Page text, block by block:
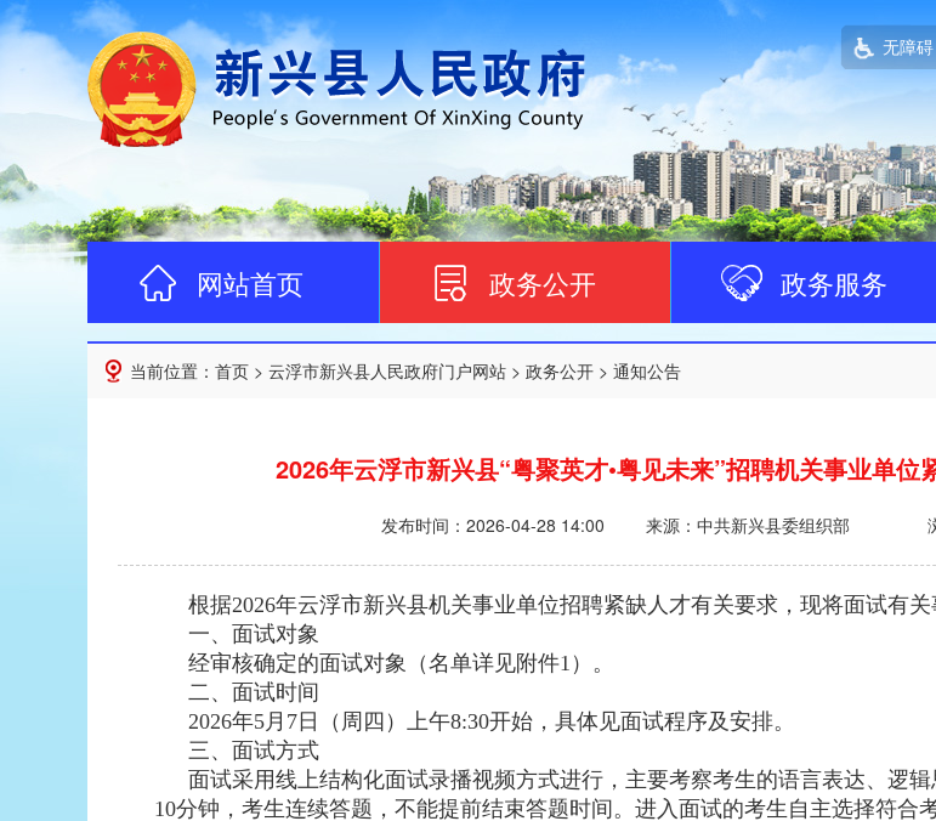
无障碍
网站首页 政务公开 政务服务
当前位置： 首页 > 云浮市新兴县人民政府门户网站 > 政务公开 > 通知公告
2026年云浮市新兴县“粤聚英才•粤见未来”招聘机关事业单位
发布时间： 2026-04-28 14:00 来源：中共新兴县委组织部
根据2026年云浮市新兴县机关事业单位招聘紧缺人才有关要求，现将面试有关
一、面试对象
经审核确定的面试对象（名单详见附件1）。
二、面试时间
2026年5月7日（周四）上午8:30开始，具体见面试程序及安排。
三、面试方式
面试采用线上结构化面试录播视频方式进行，主要考察考生的语言表达、逻
10分钟，考生连续答题，不能提前结束答题时间。进入面试的考生自主选择符合